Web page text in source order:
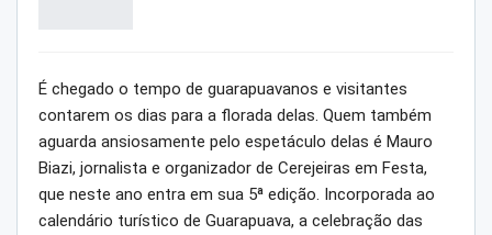
É chegado o tempo de guarapuavanos e visitantes
contarem os dias para a florada delas. Quem também
aguarda ansiosamente pelo espetáculo delas é Mauro
Biazi, jornalista e organizador de Cerejeiras em Festa,
que neste ano entra em sua 5ª edição. Incorporada ao
calendário turístico de Guarapuava, a celebração das